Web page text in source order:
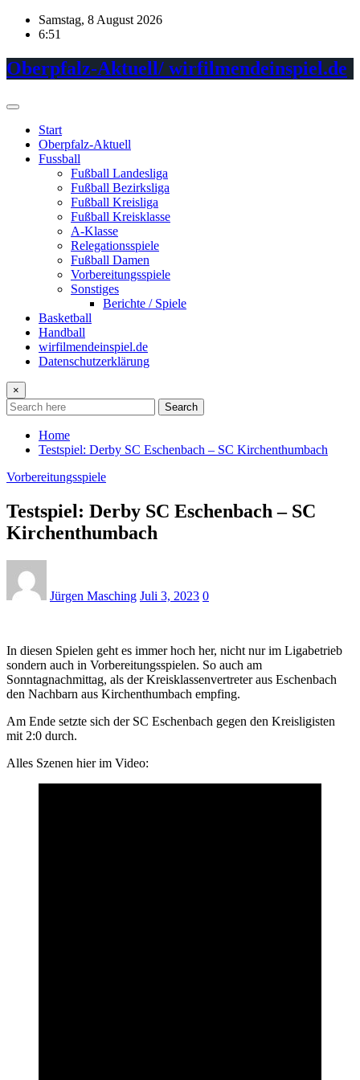
Skip
Samstag, 8 August 2026
6:51
Oberpfalz-Aktuell/ wirfilmendeinspiel.de
Start
Oberpfalz-Aktuell
Fussball
Fußball Landesliga
Fußball Bezirksliga
Fußball Kreisliga
Fußball Kreisklasse
A-Klasse
Relegationsspiele
Fußball Damen
Vorbereitungsspiele
Sonstiges
Berichte / Spiele
Basketball
Handball
wirfilmendeinspiel.de
Datenschutzerklärung
×
Search
Home
Testspiel: Derby SC Eschenbach – SC Kirchenthumbach
Vorbereitungsspiele
Testspiel: Derby SC Eschenbach – SC
Kirchenthumbach
Jürgen Masching Juli 3, 2023 0
In diesen Spielen geht es immer hoch her, nicht nur im Ligabetrieb
sondern auch in Vorbereitungsspielen. So auch am
Sonntagnachmittag, als der Kreisklassenvertreter aus Eschenbach
den Nachbarn aus Kirchenthumbach empfing.
Am Ende setzte sich der SC Eschenbach gegen den Kreisligisten
mit 2:0 durch.
Alles Szenen hier im Video: